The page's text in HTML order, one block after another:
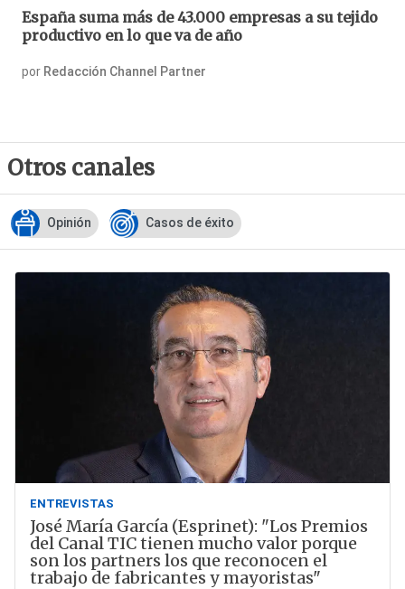
España suma más de 43.000 empresas a su tejido
productivo en lo que va de año
por Redacción Channel Partner
Otros canales
Opinión Casos de éxito
ENTREVISTAS
José María García (Esprinet): "Los Premios
del Canal TIC tienen mucho valor porque
son los partners los que reconocen el
trabajo de fabricantes y mayoristas"